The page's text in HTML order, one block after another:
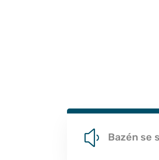
y Bazén se